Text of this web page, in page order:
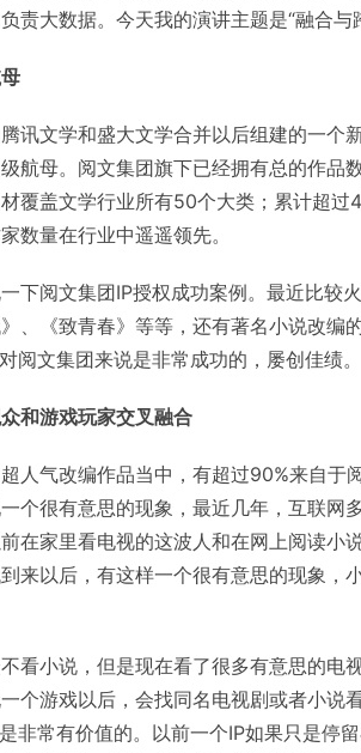
责大数据。今天我的演讲主题是“融合与
讯文学和盛大文学合并以后组建的一个
航母。阅文集团旗下已经拥有总的作品
覆盖文学行业所有50个大类；累计超
数量在行业中遥遥领先。
下阅文集团IP授权成功案例。最近比较
、《致青春》等等，还有著名小说改编
阅文集团来说是非常成功的，屡创佳绩。
和游戏玩家交叉融合
人气改编作品当中，有超过90%来自于
个很有意思的现象，最近几年，互联网
在家里看电视的这波人和在网上阅读小
来以后，有这样一个很有意思的现象，
看小说，但是现在看了很多有意思的电
个游戏以后，会找同名电视剧或者小说
非常有价值的。以前一个IP如果只是停